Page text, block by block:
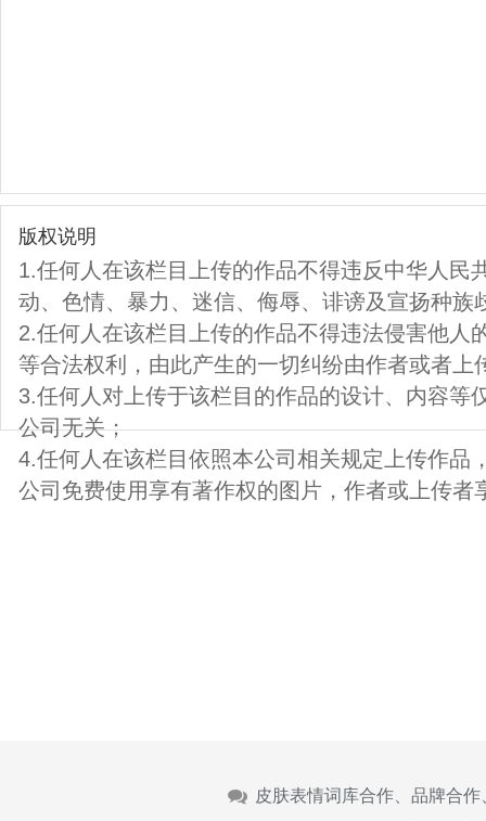
版权说明
1.任何人在该栏目上传的作品不得违反中华人民
动、色情、暴力、迷信、侮辱、诽谤及宣扬种族
2.任何人在该栏目上传的作品不得违法侵害他人
等合法权利，由此产生的一切纠纷由作者或者上
3.任何人对上传于该栏目的作品的设计、内容等
公司无关；
4.任何人在该栏目依照本公司相关规定上传作品
公司免费使用享有著作权的图片，作者或上传者
皮肤表情词库合作、品牌合